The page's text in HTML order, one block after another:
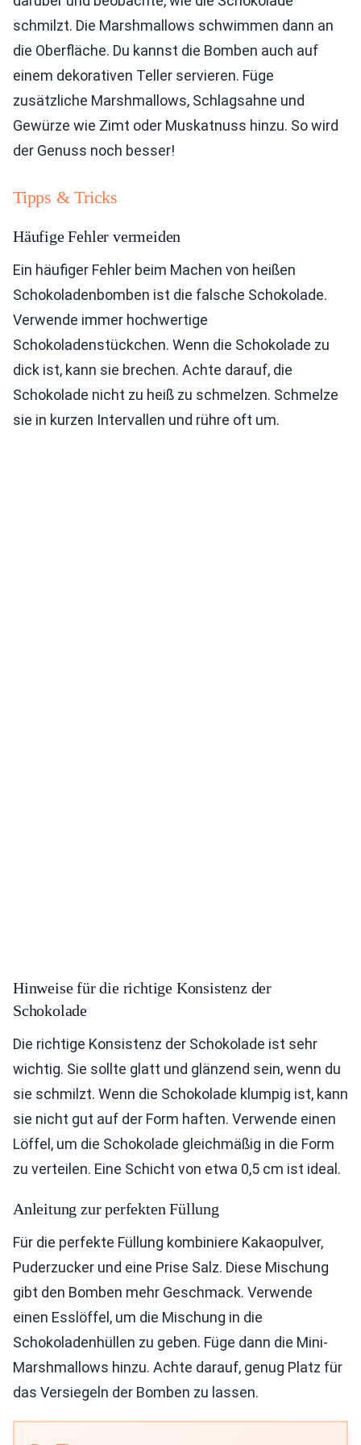
schmilzt. Die Marshmallows schwimmen dann an
die Oberfläche. Du kannst die Bomben auch auf
einem dekorativen Teller servieren. Füge
zusätzliche Marshmallows, Schlagsahne und
Gewürze wie Zimt oder Muskatnuss hinzu. So wird
der Genuss noch besser!
Tipps & Tricks
Häufige Fehler vermeiden
Ein häufiger Fehler beim Machen von heißen
Schokoladenbomben ist die falsche Schokolade.
Verwende immer hochwertige
Schokoladenstückchen. Wenn die Schokolade zu
dick ist, kann sie brechen. Achte darauf, die
Schokolade nicht zu heiß zu schmelzen. Schmelze
sie in kurzen Intervallen und rühre oft um.
Hinweise für die richtige Konsistenz der
Schokolade
Die richtige Konsistenz der Schokolade ist sehr
wichtig. Sie sollte glatt und glänzend sein, wenn du
sie schmilzt. Wenn die Schokolade klumpig ist, kann
sie nicht gut auf der Form haften. Verwende einen
Löffel, um die Schokolade gleichmäßig in die Form
zu verteilen. Eine Schicht von etwa 0,5 cm ist ideal.
Anleitung zur perfekten Füllung
Für die perfekte Füllung kombiniere Kakaopulver,
Puderzucker und eine Prise Salz. Diese Mischung
gibt den Bomben mehr Geschmack. Verwende
einen Esslöffel, um die Mischung in die
Schokoladenhüllen zu geben. Füge dann die Mini-
Marshmallows hinzu. Achte darauf, genug Platz für
das Versiegeln der Bomben zu lassen.